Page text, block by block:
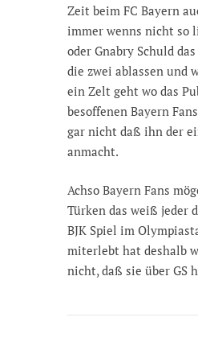
Zeit beim FC Bayern
immer wenns nicht so
oder Gnabry Schuld
die zwei ablassen und
ein Zelt geht wo das
besoffenen Bayern
gar nicht daß ihn der
anmacht.
Achso Bayern Fans
Türken das weiß jeder
BJK Spiel im
miterlebt hat deshalb
nicht, daß sie über GS